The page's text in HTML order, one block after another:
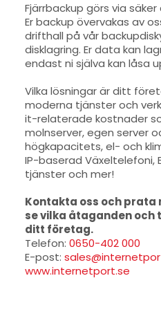
Fjärrbackup görs via
Er backup övervakas av
drifthall på vår
disklagring. Er data kan
endast ni själva kan låsa
Vilka lösningar är ditt
moderna tjänster och
it-relaterade kostnader
molnserver, egen server
högkapacitets, el- och
IP-baserad Växeltelefoni,
tjänster och mer!
Kontakta oss och
se vilka åtaganden och
ditt företag.
Telefon: 0650-402 000
E-post:
www.internetport.se